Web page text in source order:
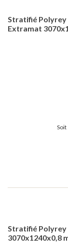
Stratifié Polyrey
Extramat
Soit
Stratifié Polyrey
3070x1240x0,8